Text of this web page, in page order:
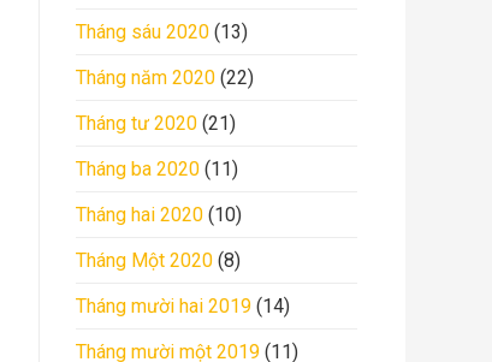
Tháng sáu 2020 (13)
Tháng năm 2020 (22)
Tháng tư 2020 (21)
Tháng ba 2020 (11)
Tháng hai 2020 (10)
Tháng Một 2020 (8)
Tháng mười hai 2019 (14)
Tháng mười một 2019 (11)